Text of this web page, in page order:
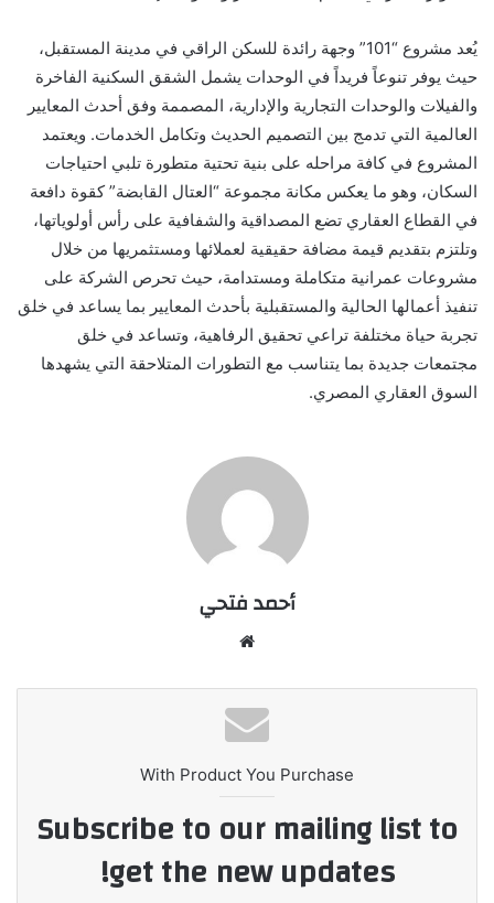
يُعد مشروع “101” وجهة رائدة للسكن الراقي في مدينة المستقبل،
حيث يوفر تنوعاً فريداً في الوحدات يشمل الشقق السكنية الفاخرة
والفيلات والوحدات التجارية والإدارية، المصممة وفق أحدث المعايير
العالمية التي تدمج بين التصميم الحديث وتكامل الخدمات. ويعتمد
المشروع في كافة مراحله على بنية تحتية متطورة تلبي احتياجات
السكان، وهو ما يعكس مكانة مجموعة “العتال القابضة” كقوة دافعة
في القطاع العقاري تضع المصداقية والشفافية على رأس أولوياتها،
وتلتزم بتقديم قيمة مضافة حقيقية لعملائها ومستثمريها من خلال
مشروعات عمرانية متكاملة ومستدامة، حيث تحرص الشركة على
تنفيذ أعمالها الحالية والمستقبلية بأحدث المعايير بما يساعد في خلق
تجربة حياة مختلفة تراعي تحقيق الرفاهية، وتساعد في خلق
مجتمعات جديدة بما يتناسب مع التطورات المتلاحقة التي يشهدها
السوق العقاري المصري.
أحمد فتحي
With Product You Purchase
Subscribe to our mailing list to
get the new updates!